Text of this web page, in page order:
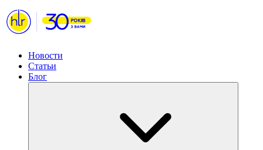
Новости
Статьи
Блог